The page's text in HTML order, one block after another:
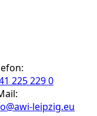
225 229 0
leipzig.eu